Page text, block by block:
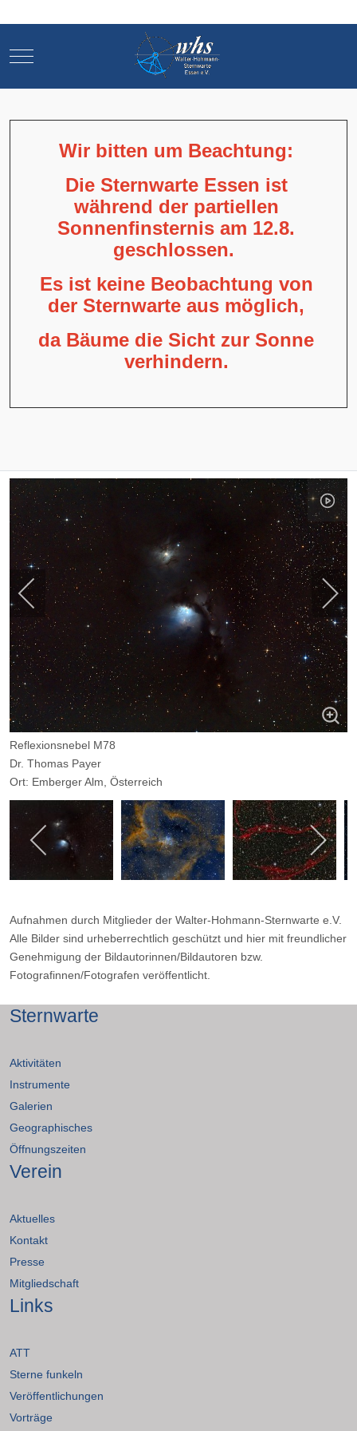
Mobile Menu Toggle
Wir bitten um Beachtung:
Die Sternwarte Essen ist
während der partiellen
Sonnenfinsternis am 12.8.
geschlossen.
Es ist keine Beobachtung von
der Sternwarte aus möglich,
da Bäume die Sicht zur Sonne
verhindern.
Reflexionsnebel M78
Dr. Thomas Payer
Ort: Emberger Alm, Österreich
Instrument: 8" Newton bei f/2,8; Nikon D7200; 32x4min mit CLS-
CCD Filter
Aufnahmen durch Mitglieder der Walter-Hohmann-Sternwarte e.V.
Alle Bilder sind urheberrechtlich geschützt und hier mit freundlicher
Genehmigung der Bildautorinnen/Bildautoren bzw.
Fotografinnen/Fotografen veröffentlicht.
Sternwarte
Aktivitäten
Instrumente
Galerien
Geographisches
Öffnungszeiten
Verein
Aktuelles
Kontakt
Presse
Mitgliedschaft
Links
ATT
Sterne funkeln
Veröffentlichungen
Vorträge